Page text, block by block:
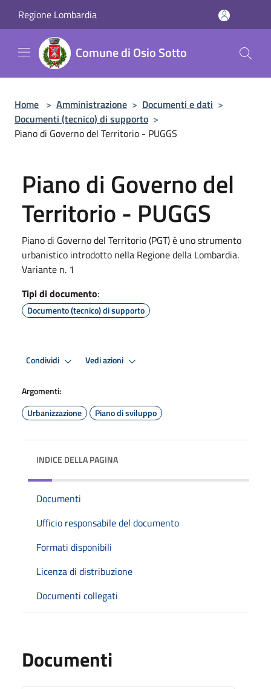
Regione Lombardia
Comune di Osio Sotto
Home > Amministrazione > Documenti e dati >
Documenti (tecnico) di supporto >
Piano di Governo del Territorio - PUGGS
Piano di Governo del
Territorio - PUGGS
Piano di Governo del Territorio (PGT) è uno strumento
urbanistico introdotto nella Regione della Lombardia.
Variante n. 1
Tipi di documento:
Documento (tecnico) di supporto
Condividi Vedi azioni
Argomenti:
Urbanizzazione
Piano di sviluppo
INDICE DELLA PAGINA
Documenti
Ufficio responsabile del documento
Formati disponibili
Licenza di distribuzione
Documenti collegati
Documenti